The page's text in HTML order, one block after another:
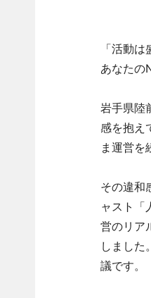
「活動
あなたの
岩手県陸
感を抱え
ま運営を
その違和
ャスト「
営のリア
しました
議です。